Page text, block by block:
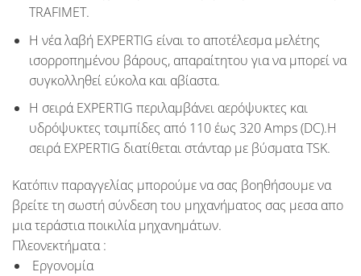
TRAFIMET.
Η νέα λαβή EXPERTIG είναι το αποτέλεσμα μελέτης
ισορροπημένου βάρους, απαραίτητου για να μπορεί να
συγκολληθεί εύκολα και αβίαστα.
Η σειράEXPERTIG περιλαμβάνει αερόψυκτες και
υδρόψυκτες τσιμπίδες από 110 έως 320 Amps (DC).Η
σειρά EXPERTIG διατίθεται στάνταρ με βύσματα TSK.
Κατόπιν παραγγελίας μπορούμε να σας βοηθήσουμε να
βρείτε τη σωστή σύνδεση του μηχανήματος σας μεσα απο
μια τεράστια ποικιλία μηχανημάτων.
Πλεονεκτήματα :
Εργονομία